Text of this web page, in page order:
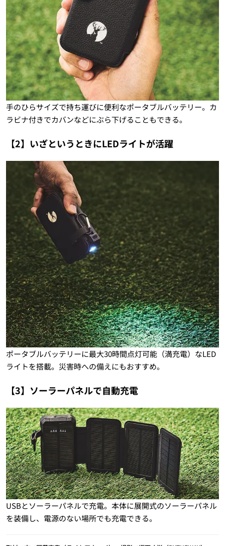
手のひらサイズで持ち運びに便利なポータブルバッテリー。カ
ラビナ付きでカバンなどにぶら下げることもできる。
【2】 いざというときにLEDライトが活躍
ポータブルバッテリーに最大30時間点灯可能（満充電）なLED
ライトを搭載。災害時への備えにもおすすめ。
【3】 ソーラーパネルで自動充電
USBとソーラーパネルで充電。本体に展開式のソーラーパネル
を装備し、電源のない場所でも充電できる。